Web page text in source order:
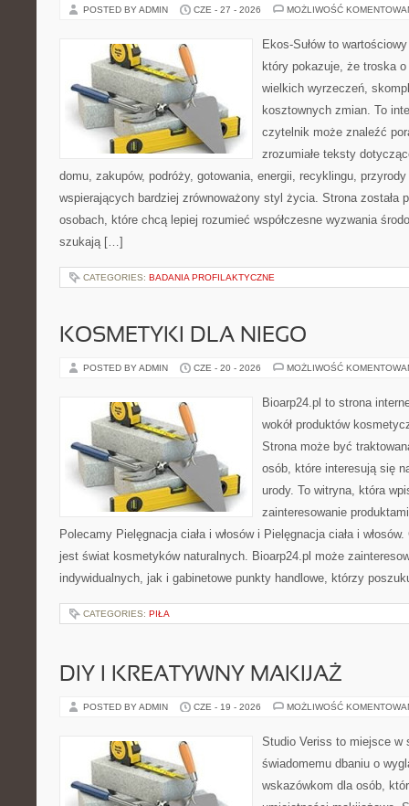
POSTED BY ADMIN CZE - 27 - 2026 MOŻLIWOŚĆ
Ekos-Sułów to
który pokazuje, że troska
wielkich wyrzeczeń,
kosztownych zmian. To
czytelnik może znaleźć
zrozumiałe teksty
domu, zakupów, podróży, gotowania, energii, recyklingu,
wspierających bardziej zrównoważony styl życia. Strona została
osobach, które chcą lepiej rozumieć współczesne wyzwania
szukają […]
CATEGORIES: BADANIA PROFILAKTYCZNE
KOSMETYKI DLA NIEGO
POSTED BY ADMIN CZE - 20 - 2026 MOŻLIWOŚĆ
Bioarp24.pl to strona
wokół produktów
Strona może być
osób, które interesują się
urody. To witryna, która
zainteresowanie
Polecamy Pielęgnacja ciała i włosów i Pielęgnacja ciała i
jest świat kosmetyków naturalnych. Bioarp24.pl może
indywidualnych, jak i gabinetowe punkty handlowe, którzy
CATEGORIES: PIŁA
DIY I KREATYWNY MAKIJAŻ
POSTED BY ADMIN CZE - 19 - 2026 MOŻLIWOŚĆ
Studio Veriss to miejsce w
świadomemu dbaniu o
wskazówkom dla osób,